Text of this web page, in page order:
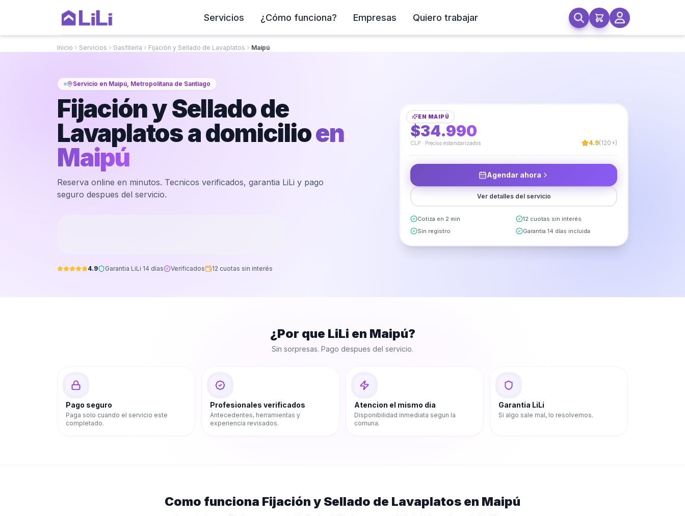
Servicios ¿Cómo funciona? Empresas Quiero trabajar
Inicio Servicios Gasfitería Fijación y Sellado de Lavaplatos Maipú
Servicio en Maipú, Metropolitana de Santiago
Fijación y Sellado de
Lavaplatos a domicilioen
Maipú
Reserva online en minutos. Tecnicos verificados, garantia LiLi y pago
seguro despues del servicio.
4.9 Garantia LiLi 14 días Verificados 12 cuotas sin interés
EN MAIPÚ
DESDE
$34.990
CLP · Precios estandarizados 4.9(120+)
Agendar ahora
Ver detalles del servicio
Cotiza en 2 min
12 cuotas sin interés
Sin registro
Garantia 14 días incluida
¿Por que LiLi en Maipú?
Sin sorpresas. Pago despues del servicio.
Pago seguro
Paga solo cuando el servicio este
completado.
Profesionales verificados
Antecedentes, herramientas y
experiencia revisados.
Atencion el mismo dia
Disponibilidad inmediata segun la
comuna.
Garantia LiLi
Si algo sale mal, lo resolvemos.
Como funciona Fijación y Sellado de Lavaplatos en Maipú